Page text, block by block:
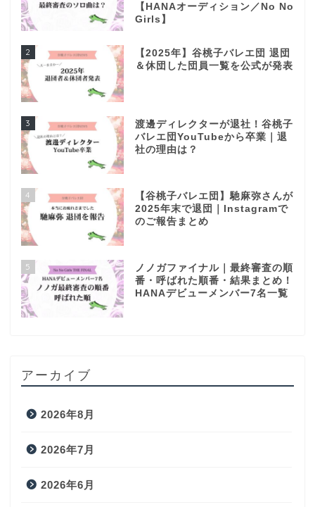
【HANAオーディション／No No
Girls】
2
【2025年】谷桃子バレエ団 退団
＆休団した団員一覧を公式が発表
3
渡邊ディレクターが退社！谷桃子
バレエ団YouTubeから卒業｜退
社の理由は？
4
【谷桃子バレエ団】馳麻弥さんが
2025年末で退団｜Instagramで
のご報告まとめ
5
ノノガファイナル｜最終審査の順
番・呼ばれた順番・結果まとめ！
HANAデビューメンバー7名一覧
アーカイブ
2026年8月
2026年7月
2026年6月